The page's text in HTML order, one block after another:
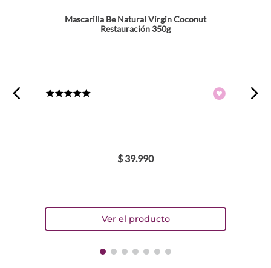
Mascarilla Be Natural Virgin Coconut
Restauración 350g
$ 39.990